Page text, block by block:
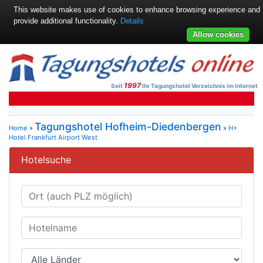
Seit 1997Ihr Tagungshotel Verzeichnis im Internet
Home » Tagungshotel Hofheim-Diedenbergen » H+
Hotel Frankfurt Airport West
Hotelsuche
This website makes use of cookies to enhance browsing experience and
provide additional functionality. Details
Allow cookies